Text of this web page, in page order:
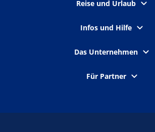
Reise und Urlaub
Infos und Hilfe
Das Unternehmen
Für Partner